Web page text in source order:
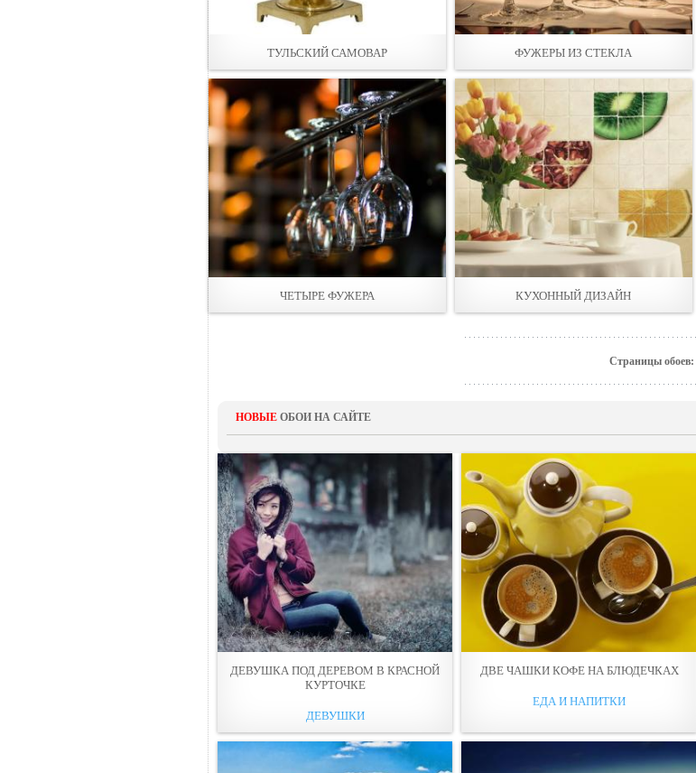
ТУЛЬСКИЙ САМОВАР ФУЖЕРЫ ИЗ СТЕКЛА
ЧЕТЫРЕ ФУЖЕРА КУХОННЫЙ ДИЗАЙН
Страницы обоев:
НОВЫЕ ОБОИ НА САЙТЕ
ДЕВУШКА ПОД ДЕРЕВОМ В КРАСНОЙ
КУРТОЧКE
ДЕВУШКИ
ДВE ЧАШКИ КОФЕ НА БЛЮДЕЧКАХ
ЕДА И НАПИТКИ